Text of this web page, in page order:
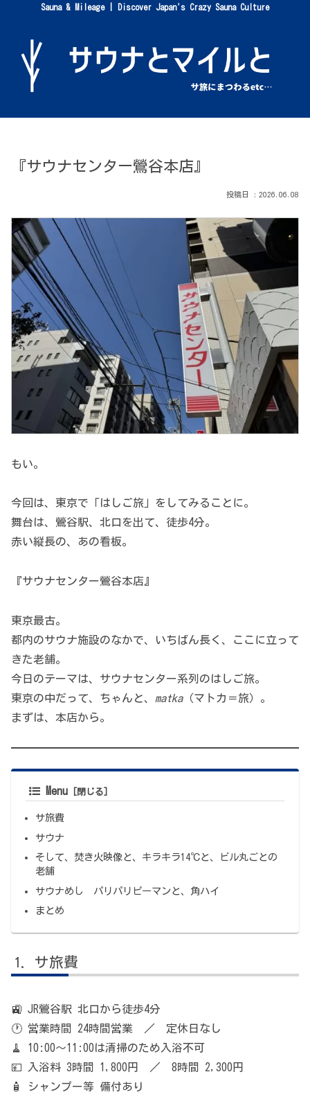
Sauna & Mileage | Discover Japan's Crazy Sauna Culture
『サウナセンター鶯谷本店』
2026.06.08
もい。
今回は、東京で「はしご旅」をしてみることに。
舞台は、鶯谷駅、北口を出て、徒歩4分。
赤い縦長の、あの看板。
『サウナセンター鶯谷本店』
東京最古。
都内のサウナ施設のなかで、いちばん長く、ここに立って
きた老舗。
今日のテーマは、サウナセンター系列のはしご旅。
東京の中だって、ちゃんと、 matka（マトカ＝旅）。
まずは、本店から。
Menu
サ旅費
サウナ
そして、焚き火映像と、キラキラ14℃と、ビル丸ごとの
老舗
サウナめし パリパリピーマンと、角ハイ
まとめ
サ旅費
🚉 JR鶯谷駅 北口から徒歩4分
🕐 営業時間 24時間営業 ／ 定休日なし
🧹 10:00〜11:00は清掃のため入浴不可
💴 入浴料 3時間 1,800円 ／ 8時間 2,300円
🧴 シャンプー等 備付あり